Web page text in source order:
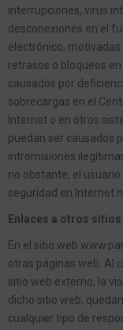
interrupciones, virus
desconexiones en el
electrónico, motivadas
retrasos o bloqueos
causados por
sobrecargas en el
Internet o en otros
puedan ser causados
intromisiones
no obstante, el
seguridad en Internet
Enlaces a otros sitios
En el sitio web
otras páginas web. Al
sitio web externo, la
dicho sitio web,
cualquier tipo de